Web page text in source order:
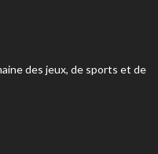
des jeux, de sports et de